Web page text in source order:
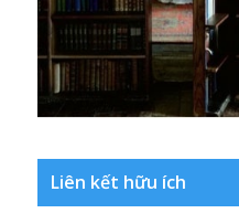
Liên kết hữu ích